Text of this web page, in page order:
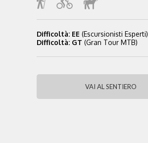
Difficoltà: EE (Escursionisti Esperti)
Difficoltà: GT (Gran Tour MTB)
VAI AL SENTIERO